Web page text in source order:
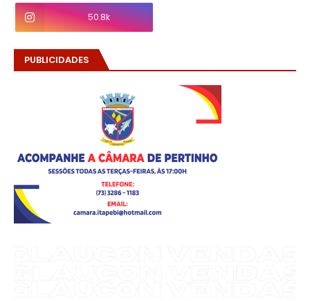
50.8k
PUBLICIDADES